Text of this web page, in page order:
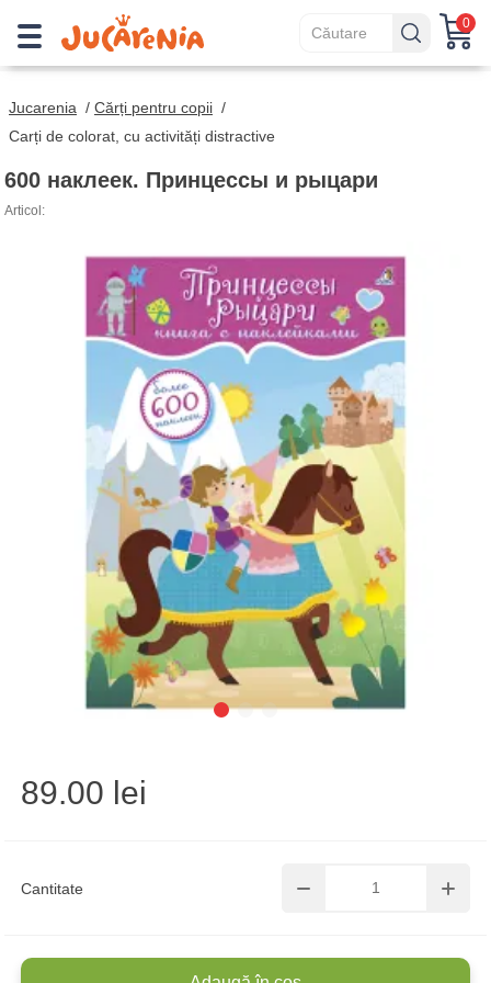
0
Jucarenia / Cărți pentru copii /
Carți de colorat, cu activități distractive
600 наклеек. Принцессы и рыцари
Articol:
Cantitate
89.00 lei